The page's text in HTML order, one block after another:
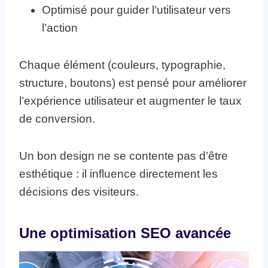
Optimisé pour guider l’utilisateur vers
l’action
Chaque élément (couleurs, typographie,
structure, boutons) est pensé pour améliorer
l’expérience utilisateur et augmenter le taux
de conversion.
Un bon design ne se contente pas d’être
esthétique : il influence directement les
décisions des visiteurs.
Une optimisation SEO avancée